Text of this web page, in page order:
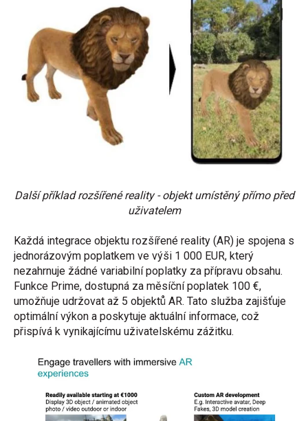
Další příklad rozšířené reality - objekt umístěný přímo před
uživatelem
Každá integrace objektu rozšířené reality (AR) je spojena s
jednorázovým poplatkem ve výši 1 000 EUR, který
nezahrnuje žádné variabilní poplatky za přípravu obsahu.
Funkce Prime, dostupná za měsíční poplatek 100 €,
umožňuje udržovat až 5 objektů AR. Tato služba zajišťuje
optimální výkon a poskytuje aktuální informace, což
přispívá k vynikajícímu uživatelskému zážitku.